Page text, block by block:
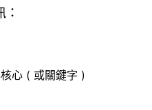
心 ( 或關鍵字 )